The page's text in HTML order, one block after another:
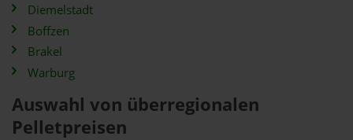
Diemelstadt
Boffzen
Brakel
Warburg
Auswahl von überregionalen
Pelletpreisen